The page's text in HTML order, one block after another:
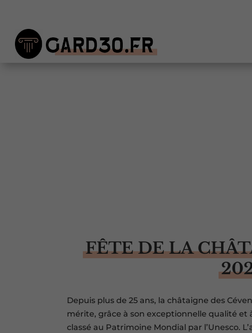
FÊTE DE LA
Depuis plus de 25 ans, la châtaigne des
mérite, grâce à son exceptionnelle qualité et
classé au Patrimoine Mondial par l’Unesco.